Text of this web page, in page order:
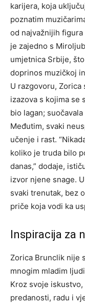
karijera, koja
poznatim
od najvažnijih
je zajedno s
umjetnica Srbije,
doprinos muzičkoj
U razgovoru,
izazova s kojima se
bio lagan;
Međutim, svaki
učenje i rast.
koliko je truda bilo
danas,” dodaje,
izvor njene snage.
svaki trenutak, bez
priče koja vodi ka
Inspiracija za
Zorica Brunclik nije
mnogim mladim
Kroz svoje
predanosti, radu i